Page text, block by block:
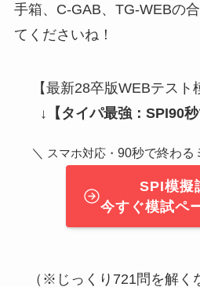
手箱、C-GAB、TG-WEBの
てくださいね！
【最新28卒版WEBテスト
↓ 【タイパ最強：SPI90
＼ スマホ対応・ 90秒で終わる
SPI模擬
今すぐ模試ペ
（※じっくり721問を解く